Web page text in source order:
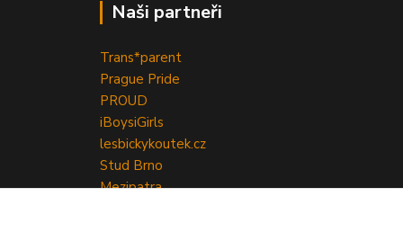
Naši partneři
Trans*parent
Prague Pride
PROUD
iBoysiGirls
lesbickykoutek.cz
Stud Brno
Mezipatra